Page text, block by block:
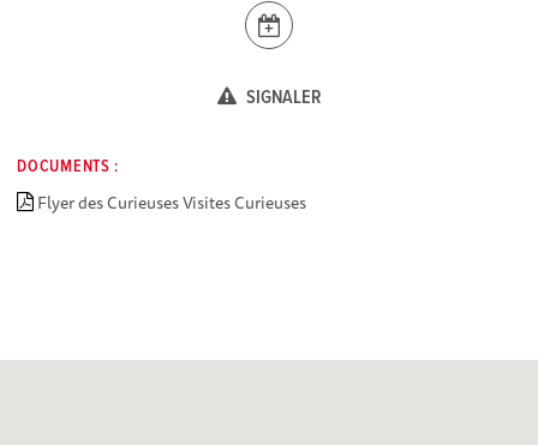
SIGNALER
DOCUMENTS :
Flyer des Curieuses Visites Curieuses